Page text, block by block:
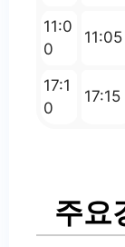
11:0
0
11:05
17:1
0
17:15
주요